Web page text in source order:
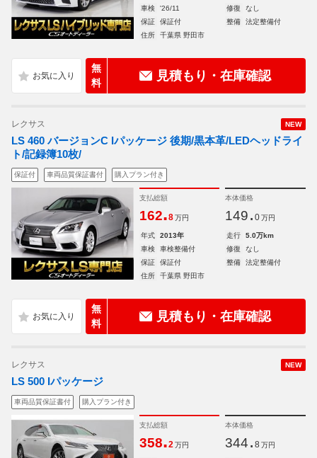
車検
'26/11 修復
なし
保証
保証付 整備
法定整備付
住所
千葉県 野田市
無
料
見積もり・在庫確認
NEW
レクサス
LS 460 バージョンC Iパッケージ 後期/黒本革/LEDヘッドライ
ト/記録簿10枚/
保証付 車両品質保証書付 購入プラン付き
支払総額
162.8 万円
本体価格
149. 0 万円
年式 2013年 走行
5.0万km
車検
車検整備付 修復
なし
保証
保証付 整備
法定整備付
住所
千葉県 野田市
無
料
見積もり・在庫確認
NEW
レクサス
LS 500 Iパッケージ
車両品質保証書付 購入プラン付き
支払総額
358.2 万円
本体価格
344. 8 万円